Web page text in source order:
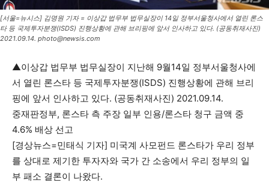
[서울=뉴시스] 김명원 기자 = 이상갑 법무부 법무실장이 14일 정부서울청사에서 열린 론스
타 등 국제투자분쟁(ISDS) 진행상황에 관해 브리핑에 앞서 인사하고 있다. (공동취재사진)
2021.09.14. photo@newsis.com
▲이상갑 법무부 법무실장이 지난해 9월14일 정부서울청사에
서 열린 론스타 등 국제투자분쟁(ISDS) 진행상황에 관해 브리
핑에 앞서 인사하고 있다. (공동취재사진) 2021.09.14.
중재판정부, 론스타 측 주장 일부 인용/론스타 청구 금액 중
4.6% 배상 선고
[경상뉴스=민태식 기자] 미국계 사모펀드 론스타가 우리 정부
를 상대로 제기한 투자자와 국가 간 소송에서 우리 정부의 일
부 패소 결론이 나왔다.